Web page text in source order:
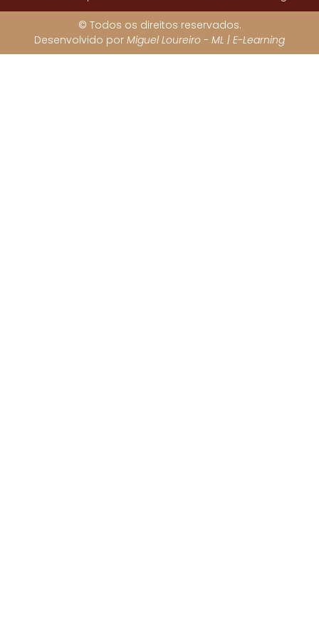
© Todos os direitos reservados.
Desenvolvido por Miguel Loureiro - ML | E-Learning